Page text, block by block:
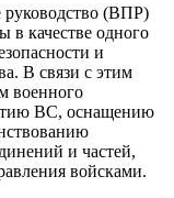
руководство (ВПР)
в качестве одного
и
В связи с этим
военного
ВС, оснащению
и частей,
войсками.